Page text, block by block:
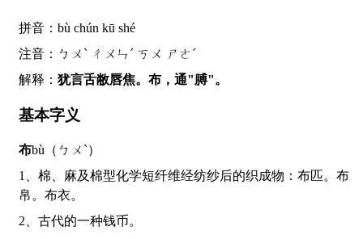
拼音：bù chún kū shé
注音：ㄅㄨˋ ㄔㄨㄣˊ ㄎㄨ ㄕㄜˊ
解释： 犹言舌敝唇焦。布，通"膊"。
基本字义
布bù（ㄅㄨˋ）
1、棉、麻及棉型化学短纤维经纺纱后的织成物：布匹。布
帛。布衣。
2、古代的一种钱币。